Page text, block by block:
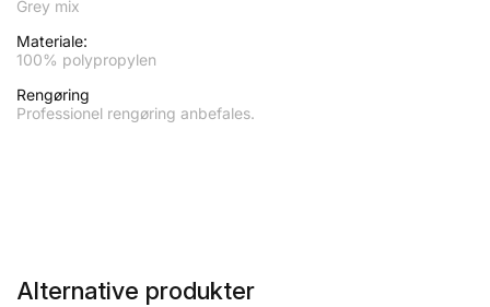
Grey mix
Materiale:
100% polypropylen
Rengøring
Professionel rengøring anbefales.
Alternative produkter